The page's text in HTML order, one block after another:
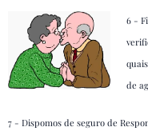
6 -
de
7 - Dispomos de seguro de